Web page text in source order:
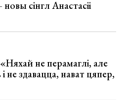
сінгл Анастасіі
не перамаглі, але
не здавацца, нават цяпер,